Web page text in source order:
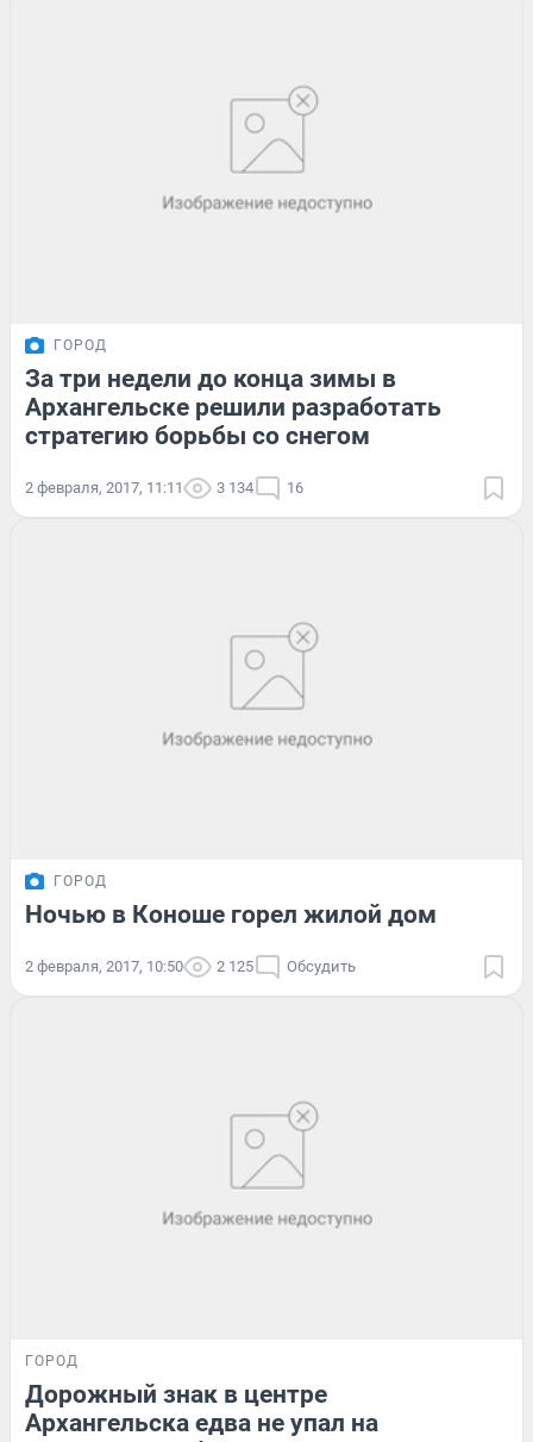
ГОРОД
За три недели до конца зимы в
Архангельске решили разработать
стратегию борьбы со снегом
2 февраля, 2017, 11:11 3 134 16
ГОРОД
Ночью в Коноше горел жилой дом
2 февраля, 2017, 10:50 2 125 Обсудить
ГОРОД
Дорожный знак в центре
Архангельска едва не упал на